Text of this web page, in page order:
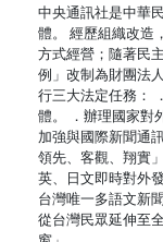
中央通訊社是中華
體。 經歷組織改造
方式經營；隨著民
例」改制為財團法
行三大法定任務：
體。 ．辦理國家對
加強與國際新聞通
領先、客觀、翔實
英、日文即時對外
台灣唯一多語文新
從台灣民眾延伸至